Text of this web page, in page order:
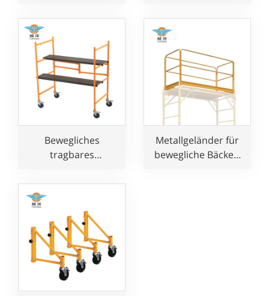
Bäcker für den
Baugewerbe
Mehrzweck-Bäcker-
Rollgerüst zu
verkaufen
Bewegliches
tragbares
Baugebrauch
Metallgeländer für
bewegliche Bäcker-